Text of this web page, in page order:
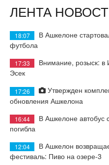
ЛЕНТА
18:07
В Ашкелоне
футбола
17:33
Внимание, розыск: в
Эсек
17:26
Утвержден
обновления Ашкелона
16:44
В Ашкелоне автобус
погибла
12:04
В Ашкелон
фестиваль: Пиво на озере-3